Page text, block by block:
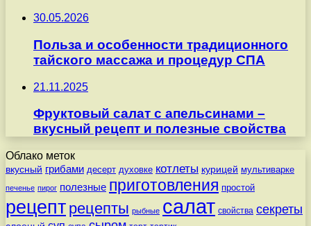
30.05.2026
Польза и особенности традиционного
тайского массажа и процедур СПА
21.11.2025
Фруктовый салат с апельсинами –
вкусный рецепт и полезные свойства
Облако меток
вкусный грибами десерт духовке котлеты курицей мультиварке
печенье пирог полезные приготовления простой
рецепт рецепты рыбные салат свойства секреты